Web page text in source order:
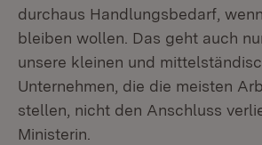
durchaus Handlungsbedarf,
bleiben wollen. Das geht auch
unsere kleinen und
Unternehmen, die die meisten
stellen, nicht den Anschluss
Ministerin.